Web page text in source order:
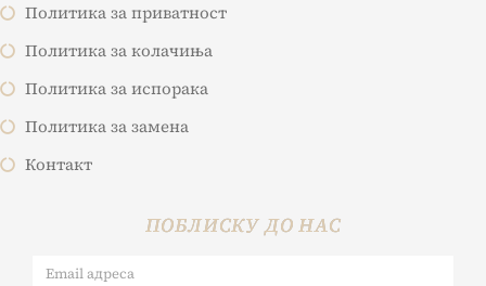
Политика за приватност
Политика за колачиња
Политика за испорака
Политика за замена
Контакт
ПОБЛИСКУ ДО НАС